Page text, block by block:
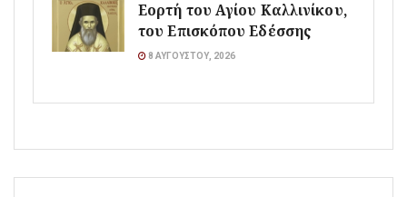
Εορτή του Αγίου Καλλινίκου,
του Επισκόπου Εδέσσης
8 ΑΥΓΟΎΣΤΟΥ, 2026